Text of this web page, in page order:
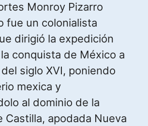
Monroy Pizarro
fue un colonialista
dirigió la expedición
conquista de México a
siglo XVI, poniendo
mexica y
al dominio de la
Castilla, apodada Nueva